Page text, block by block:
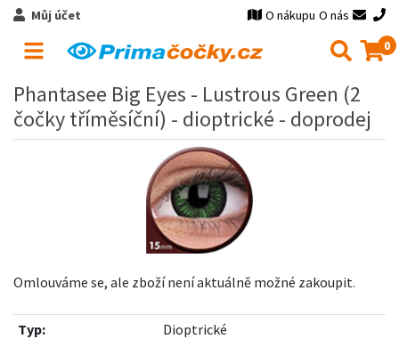
Můj účet O nákupu O nás
0
Phantasee Big Eyes - Lustrous Green (2
čočky tříměsíční) - dioptrické - doprodej
Omlouváme se, ale zboží není aktuálně možné zakoupit.
Typ:
Dioptrické